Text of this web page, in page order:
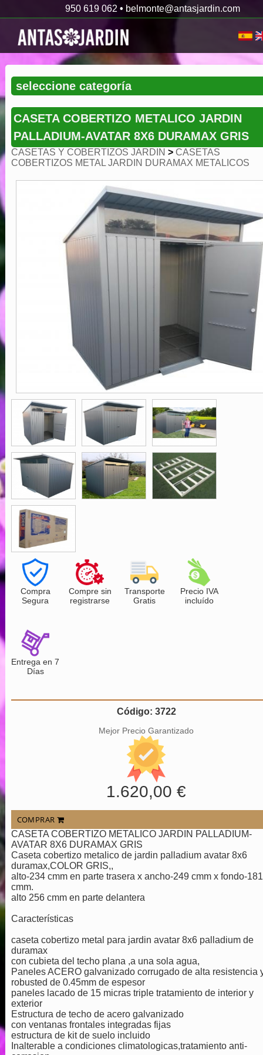
950 619 062 • belmonte@antasjardin.com
CASETA COBERTIZO METALICO JARDIN
PALLADIUM-AVATAR 8X6 DURAMAX GRIS
CASETAS Y COBERTIZOS JARDIN > CASETAS
COBERTIZOS METAL JARDIN DURAMAX METALICOS
Compra
Segura
Compre sin
registrarse
Transporte
Gratis
Precio IVA
incluído
Entrega en 7
Días
Código: 3722
Mejor Precio Garantizado
1.620,00 €
COMPRAR
CASETA COBERTIZO METALICO JARDIN PALLADIUM-
AVATAR 8X6 DURAMAX GRIS
Caseta cobertizo metalico de jardin palladium avatar 8x6
duramax,COLOR GRIS,,
alto-234 cmm en parte trasera x ancho-249 cmm x fondo-181
cmm.
alto 256 cmm en parte delantera
Características
caseta cobertizo metal para jardin avatar 8x6 palladium de
duramax
con cubieta del techo plana ,a una sola agua,
Paneles ACERO galvanizado corrugado de alta resistencia
robusted de 0.45mm de espesor
paneles lacado de 15 micras triple tratamiento de interior y
exterior
Estructura de techo de acero galvanizado
con ventanas frontales integradas fijas
estructura de kit de suelo incluido
Inalterable a condiciones climatologicas,tratamiento anti-